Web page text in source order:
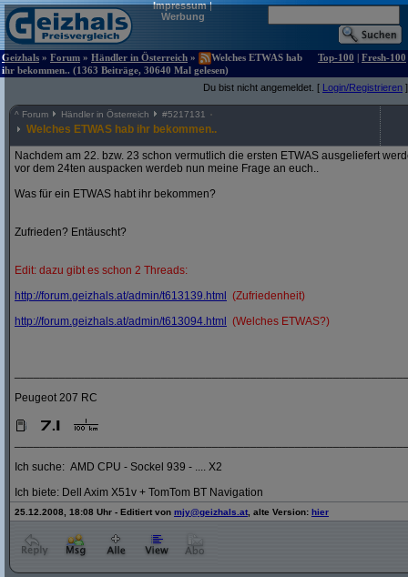
Impressum|
Werbung
Geizhals » Forum » Händler in Österreich »
Welches ETWAS hab
ihr bekommen.. (1363 Beiträge, 30640 Mal gelesen)
Top-100 | Fresh-100
Du bist nicht angemeldet. [ Login/Registrieren ]
^ Forum Händler in Österreich #5217131
Welches ETWAS hab ihr bekommen..
Nachdem am 22. bzw. 23 schon vermutlich die ersten ETWAS ausgeliefert
vor dem 24ten auspacken werdeb nun meine Frage an euch..
Was für ein ETWAS habt ihr bekommen?
Zufrieden? Entäuscht?
Edit: dazu gibt es schon 2 Threads:
http://forum.geizhals.at/admin/t613139.html
(Zufriedenheit)
http://forum.geizhals.at/admin/t613094.html (Welches ETWAS?)
Peugeot 207 RC
Ich suche: AMD CPU - Sockel 939 - .... X2
Ich biete: Dell Axim X51v + TomTom BT Navigation
25.12.2008, 18:08 Uhr - Editiert von mjy@geizhals.at , alte Version: hier